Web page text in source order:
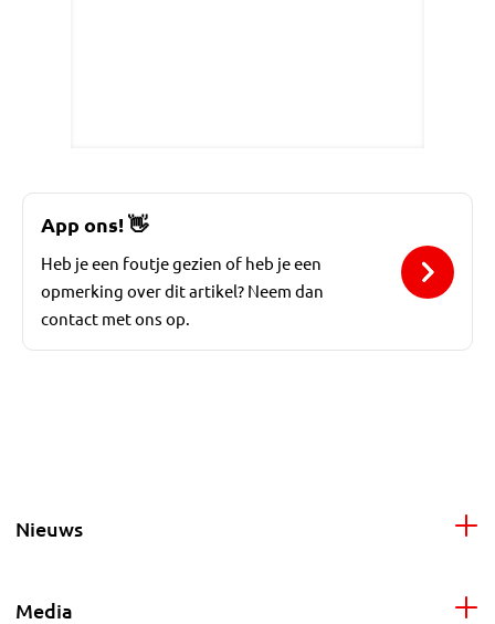
App ons!👋
Heb je een foutje gezien of heb je een
opmerking over dit artikel? Neem dan
contact met ons op.
Nieuws
Media